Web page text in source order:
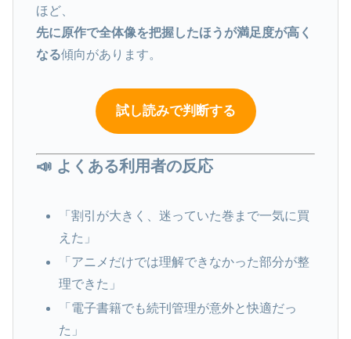
ほど、
先に原作で全体像を把握したほうが満足度が高く
なる傾向があります。
試し読みで判断する
📣 よくある利用者の反応
「割引が大きく、迷っていた巻まで一気に買
えた」
「アニメだけでは理解できなかった部分が整
理できた」
「電子書籍でも続刊管理が意外と快適だっ
た」